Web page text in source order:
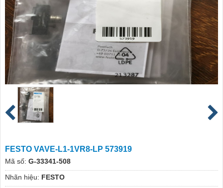
FESTO VAVE-L1-1VR8-LP 573919
Mã số: G-33341-508
Nhãn hiệu: FESTO